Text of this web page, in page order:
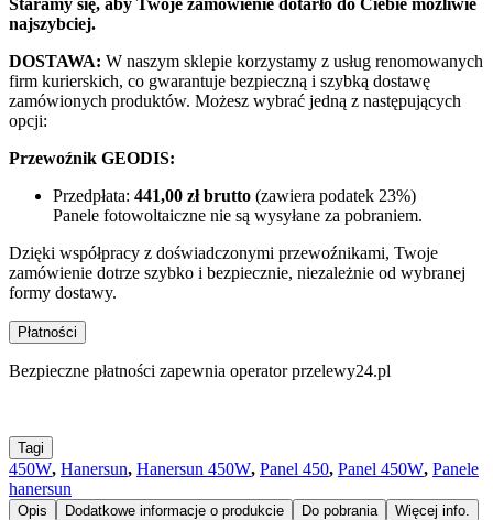
najszybciej.
DOSTAWA: W naszym sklepie korzystamy z usług renomowanych
firm kurierskich, co gwarantuje bezpieczną i szybką dostawę
zamówionych produktów. Możesz wybrać jedną z następujących
opcji:
Przewoźnik GEODIS:
Przedpłata: 441,00 zł brutto (zawiera podatek 23%)
Panele fotowoltaiczne nie są wysyłane za pobraniem.
Dzięki współpracy z doświadczonymi przewoźnikami, Twoje
zamówienie dotrze szybko i bezpiecznie, niezależnie od wybranej
formy dostawy.
Płatności
Bezpieczne płatności zapewnia operator przelewy24.pl
Tagi
450W, Hanersun, Hanersun 450W, Panel 450, Panel 450W, Panele
hanersun
Opis Dodatkowe informacje o produkcie Do pobrania
Więcej info.